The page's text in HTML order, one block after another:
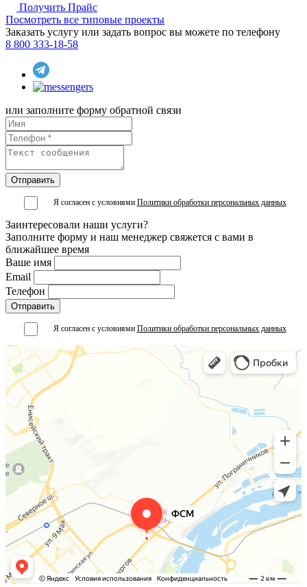
Получить Прайс
Посмотреть все типовые проекты
Заказать услугу или задать вопрос вы можете по телефону
8 800 333-18-58
или заполните форму обратной связи
Я согласен с условиями Политики обработки персональных данных
Заинтересовали наши услуги?
Заполните форму и наш менеджер свяжется с вами в
ближайшее время
Ваше имя
Email
Телефон
Я согласен с условиями Политики обработки персональных данных